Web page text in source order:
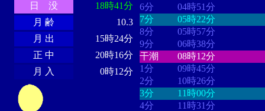
日 没
18時41分
月 齢
10.3
月 出
15時24分
正 中
20時16分
月 入
0時12分
6分
04時51分
7分
05時22分
8分
05時57分
9分
06時38分
干潮
08時12分
1分
09時45分
2分
10時26分
3分
11時00分
4分
11時31分